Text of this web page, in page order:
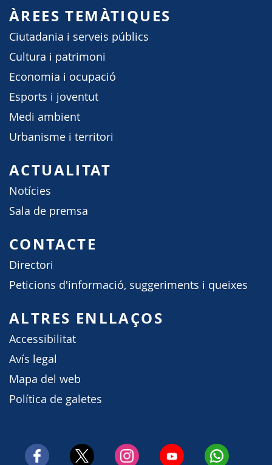
ÀREES TEMÀTIQUES
Ciutadania i serveis públics
Cultura i patrimoni
Economia i ocupació
Esports i joventut
Medi ambient
Urbanisme i territori
ACTUALITAT
Notícies
Sala de premsa
CONTACTE
Directori
Peticions d'informació, suggeriments i queixes
ALTRES ENLLAÇOS
Accessibilitat
Avís legal
Mapa del web
Política de galetes